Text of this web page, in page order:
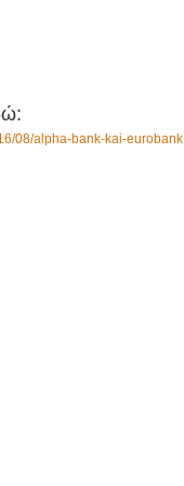
08/alpha-bank-kai-